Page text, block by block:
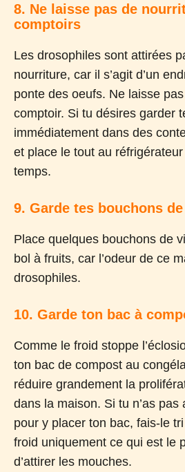
8. Ne laisse pas de
comptoirs
Les drosophiles sont attirées
nourriture, car il s’agit d’un
ponte des oeufs. Ne laisse
comptoir. Si tu désires garder
immédiatement dans des
et place le tout au
temps.
9. Garde tes bouchons
Place quelques bouchons de
bol à fruits, car l’odeur de ce
drosophiles.
10. Garde ton bac à
Comme le froid stoppe
ton bac de compost au
réduire grandement la
dans la maison. Si tu n’as pas
pour y placer ton bac, fais-le
froid uniquement ce qui est le
d’attirer les mouches.